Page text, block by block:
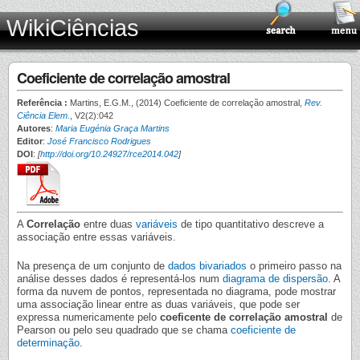
WikiCiências
Coeficiente de correlação amostral
Referência : Martins, E.G.M., (2014) Coeficiente de correlação amostral, Rev.
Ciência Elem.
, V2(2):042
Autores: Maria Eugénia Graça Martins
Editor: José Francisco Rodrigues
DOI: [http://doi.org/10.24927/rce2014.042]
A Correlação entre duas variáveis de tipo quantitativo descreve a
associação entre essas variáveis.
Na presença de um conjunto de dados bivariados o primeiro passo na
análise desses dados é representá-los num diagrama de dispersão. A
forma da nuvem de pontos, representada no diagrama, pode mostrar
uma associação linear entre as duas variáveis, que pode ser
expressa numericamente pelo coeficente de correlação amostral de
Pearson ou pelo seu quadrado que se chama coeficiente de
determinação.